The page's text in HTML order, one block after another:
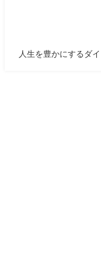
人生を豊かにするダ